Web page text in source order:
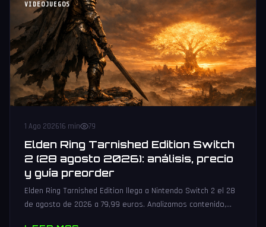
VIDEOJUEGOS
1 Ago 202616 min 79
Elden Ring Tarnished Edition Switch
2 (28 agosto 2026): análisis, precio
y guía preorder
Elden Ring Tarnished Edition llega a Nintendo Switch 2 el 28
de agosto de 2026 a 79,99 euros. Analizamos contenido,